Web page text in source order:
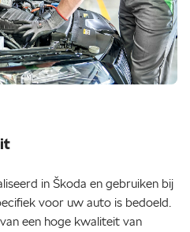
in Škoda en gebruiken bij
voor uw auto is bedoeld.
een hoge kwaliteit van